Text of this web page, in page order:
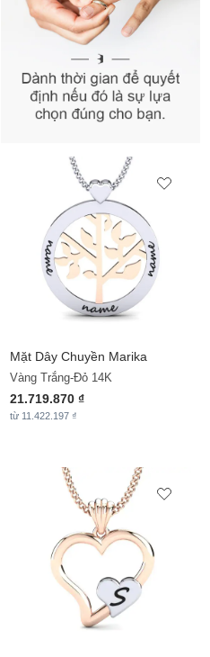
Mặt Dây Chuyền Marika
Vàng Trắng-Đỏ 14K
21.719.870 ₫
từ 11.422.197 ₫